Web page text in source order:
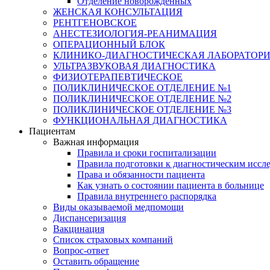
ЖЕНСКАЯ КОНСУЛЬТАЦИЯ
РЕНТГЕНОВСКОЕ
АНЕСТЕЗИОЛОГИЯ-РЕАНИМАЦИЯ
ОПЕРАЦИОННЫЙ БЛОК
КЛИНИКО-ДИАГНОСТИЧЕСКАЯ
УЛЬТРАЗВУКОВАЯ ДИАГНОСТИКА
ФИЗИОТЕРАПЕВТИЧЕСКОЕ
ПОЛИКЛИНИЧЕСКОЕ ОТДЕЛЕНИЕ №1
ПОЛИКЛИНИЧЕСКОЕ ОТДЕЛЕНИЕ №2
ПОЛИКЛИНИЧЕСКОЕ ОТДЕЛЕНИЕ №3
ФУНКЦИОНАЛЬНАЯ ДИАГНОСТИКА
Пациентам
Важная информация
Правила и сроки госпитализации
Правила подготовки к диагностическим
Права и обязанности пациента
Как узнать о состоянии пациента в больнице
Правила внутреннего распорядка
Виды оказываемой медпомощи
Диспансеризация
Вакцинация
Список страховых компаний
Вопрос-ответ
Оставить обращение